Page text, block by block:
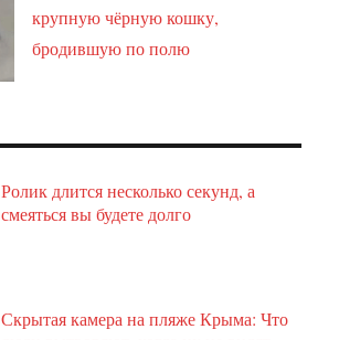
крупную чёрную кошку,
бродившую по полю
Ролик длится несколько секунд, а
смеяться вы будете долго
Скрытая камера на пляже Крыма: Что